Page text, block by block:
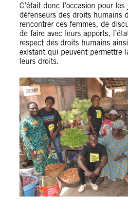
C’était donc l’occasion pour
défenseurs des droits humains
rencontrer ces femmes, de
de faire avec leurs apports,
respect des droits humains
existant qui peuvent permettre
leurs droits.